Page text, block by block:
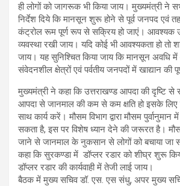
ही लोगों को जागरूक भी किया जाय। मुख्यमंत्री ने
निर्देश दिये कि मानसून शुरू होने से पूर्व जनपद एवं
कंट्रोल रूम पूर्ण रूप से सक्रिय हो जाएं। आवश्यक
व्यवस्था रखी जाय। यदि कोई भी आवश्यकता हो तो
जाय। यह सुनिश्चित किया जाय कि मानसून अवधि
संवेदनशील क्षेत्रों एवं पर्वतीय जनपदों में खाद्यान की
मुख्यमंत्री ने कहा कि उत्तराखण्ड आपदा की दृष्टि से
आपदा से जानमाल की कम से कम क्षति हो इसके लिए
साथ कार्य करें। मौसम विभाग द्वारा मौसम पुर्वानुमान
सकता है, इस पर विशेष ध्यान देने की जरूरत है।
जाने से जानमाल के नुकसान से लोगों को बचाया जा
कहा कि सुरकण्डा में डॉप्लर रडार को शीघ्र शुरू
डॉप्लर रडार की कार्यवाही में तेजी लाई जाय।
बैठक में मुख्य सचिव डॉ. एस. एस संधु, अपर मुख्य सचिव